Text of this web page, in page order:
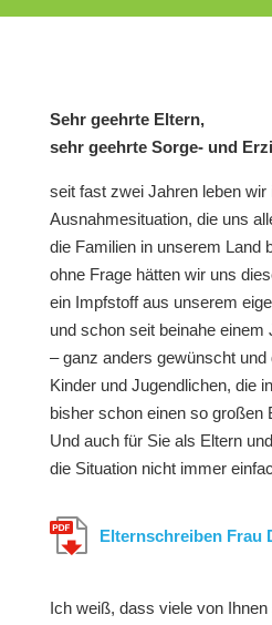
Sehr geehrte Eltern,
sehr geehrte Sorge- und
seit fast zwei Jahren leben wir
Ausnahmesituation, die uns
die Familien in unserem Land
ohne Frage hätten wir uns
ein Impfstoff aus unserem
und schon seit beinahe einem
– ganz anders gewünscht
Kinder und Jugendlichen, die
bisher schon einen so großen
Und auch für Sie als Eltern
die Situation nicht immer
Elternschreiben Frau
Ich weiß, dass viele von